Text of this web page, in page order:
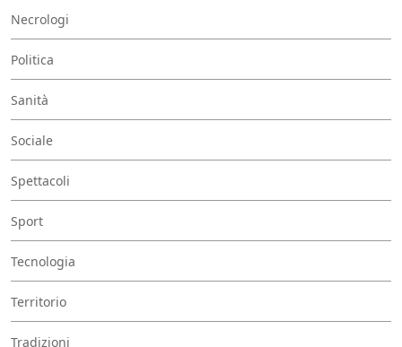
Necrologi
Politica
Sanità
Sociale
Spettacoli
Sport
Tecnologia
Territorio
Tradizioni